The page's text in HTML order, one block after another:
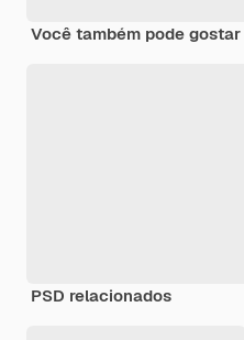
Você também pode
PSD relacionados